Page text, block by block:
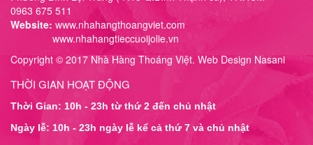
0963 675 511
Website: www.nhahangthoangviet.com
www.nhahangtieccuoijolie.vn
Copyright © 2017 Nhà Hàng Thoáng Việt. Web Design Nasani
THỜI GIAN HOẠT ĐỘNG
Thời Gian: 10h - 23h từ thứ 2 đến chủ nhật
Ngày lễ: 10h - 23h ngày lễ kể cả thứ 7 và chủ nhật